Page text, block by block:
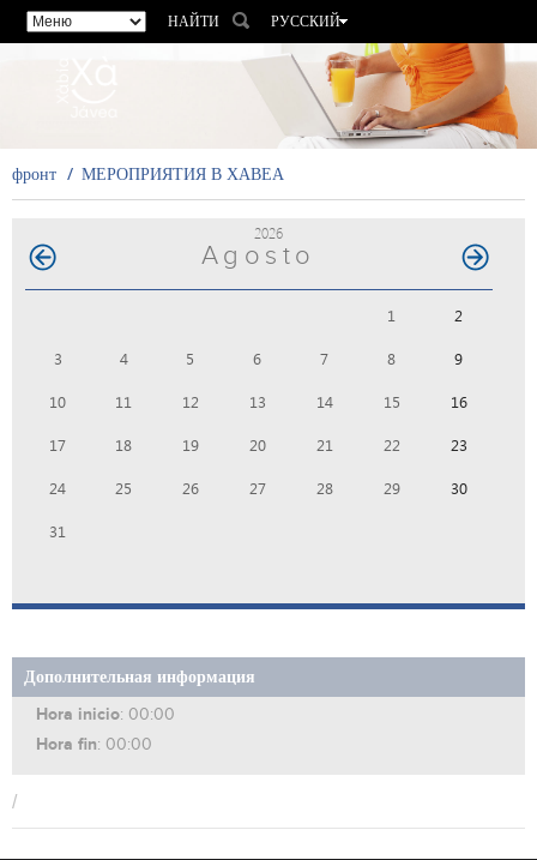
НАЙТИ
РУССКИЙ
ESPAÑOL
VALENCIÀ
фронт МЕРОПРИЯТИЯ В ХАВЕА
2026
Agosto
1 2
3 4 5 6 7 8 9
10 11 12 13 14 15 16
17 18 19 20 21 22 23
24 25 26 27 28 29 30
31
Дополнительная информация
Hora inicio: 00:00
Hora fin: 00:00
/